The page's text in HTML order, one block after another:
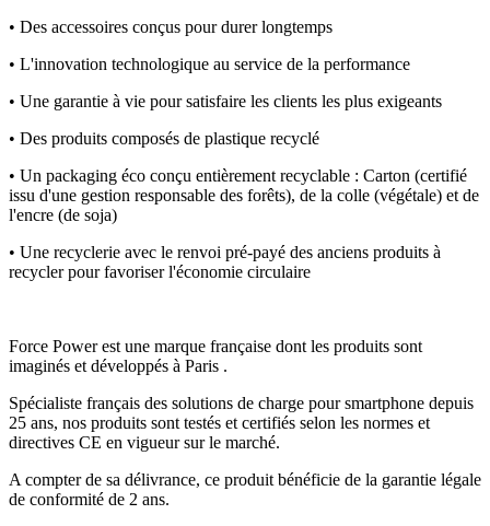
• Des accessoires conçus pour durer longtemps
• L'innovation technologique au service de la performance
• Une garantie à vie pour satisfaire les clients les plus exigeants
• Des produits composés de plastique recyclé
• Un packaging éco conçu entièrement recyclable : Carton (certifié
issu d'une gestion responsable des forêts), de la colle (végétale) et de
l'encre (de soja)
• Une recyclerie avec le renvoi pré-payé des anciens produits à
recycler pour favoriser l'économie circulaire
Force Power est une marque française dont les produits sont
imaginés et développés à Paris .
Spécialiste français des solutions de charge pour smartphone depuis
25 ans, nos produits sont testés et certifiés selon les normes et
directives CE en vigueur sur le marché.
A compter de sa délivrance, ce produit bénéficie de la garantie légale
de conformité de 2 ans.